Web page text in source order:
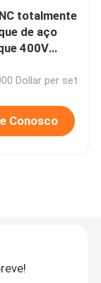
de aço
totalmente
de aço
400V
de
Dollar per set
Conosco